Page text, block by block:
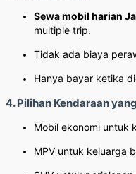
Sewa mobil harian
multiple trip.
Tidak ada biaya
Hanya bayar ketika
4. Pilihan Kendaraan
Mobil ekonomi untuk
MPV untuk keluarga